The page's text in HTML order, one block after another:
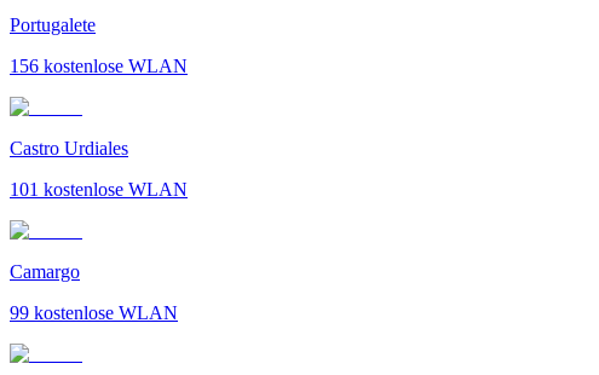
Portugalete
156 kostenlose WLAN
Castro Urdiales
101 kostenlose WLAN
Camargo
99 kostenlose WLAN